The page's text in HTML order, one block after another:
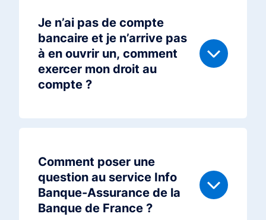
Je n’ai pas de compte
bancaire et je n’arrive pas
à en ouvrir un, comment
exercer mon droit au
compte ?
Comment poser une
question au service Info
Banque-Assurance de la
Banque de France ?